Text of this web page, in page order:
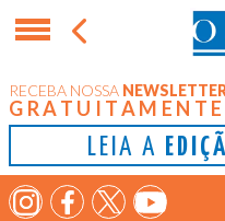
RECEBA NOSSA
GRATUITAMENTE
LEIA A